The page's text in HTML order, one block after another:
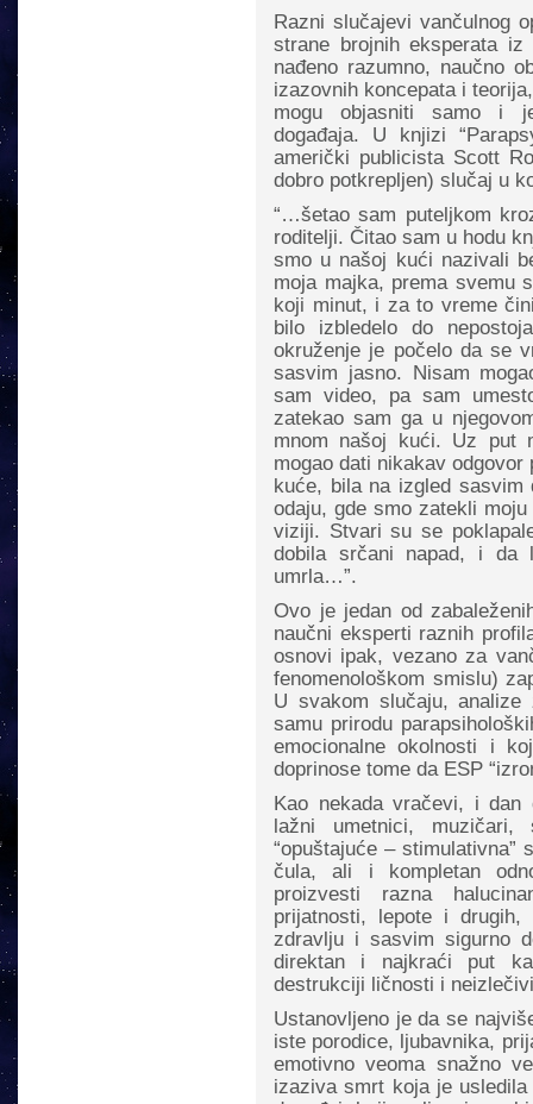
Razni slučajevi vančulnog
strane brojnih eksperata
nađeno razumno, naučno
izazovnih koncepata i
mogu objasniti samo i
događaja. U knjizi
američki publicista Scott
dobro potkrepljen) slučaj u
“…šetao sam puteljkom
roditelji. Čitao sam u hodu
smo u našoj kući nazivali
moja majka, prema svemu
koji minut, i za to vreme
bilo izbledelo do
okruženje je počelo da se
sasvim jasno. Nisam
sam video, pa sam
zatekao sam ga u
mnom našoj kući. Uz put
mogao dati nikakav
kuće, bila na izgled sasvim
odaju, gde smo zatekli
viziji. Stvari su se
dobila srčani napad, i da
umrla…”.
Ovo je jedan od
naučni eksperti raznih
osnovi ipak, vezano za
fenomenološkom smislu)
U svakom slučaju, analize
samu prirodu
emocionalne okolnosti i
doprinose tome da ESP
Kao nekada vračevi, i dan
lažni umetnici,
“opuštajuće –
čula, ali i kompletan
proizvesti razna
prijatnosti, lepote i
zdravlju i sasvim sigurno
direktan i najkraći put
destrukciji ličnosti i
Ustanovljeno je da se
iste porodice, ljubavnika,
emotivno veoma snažno
izaziva smrt koja je